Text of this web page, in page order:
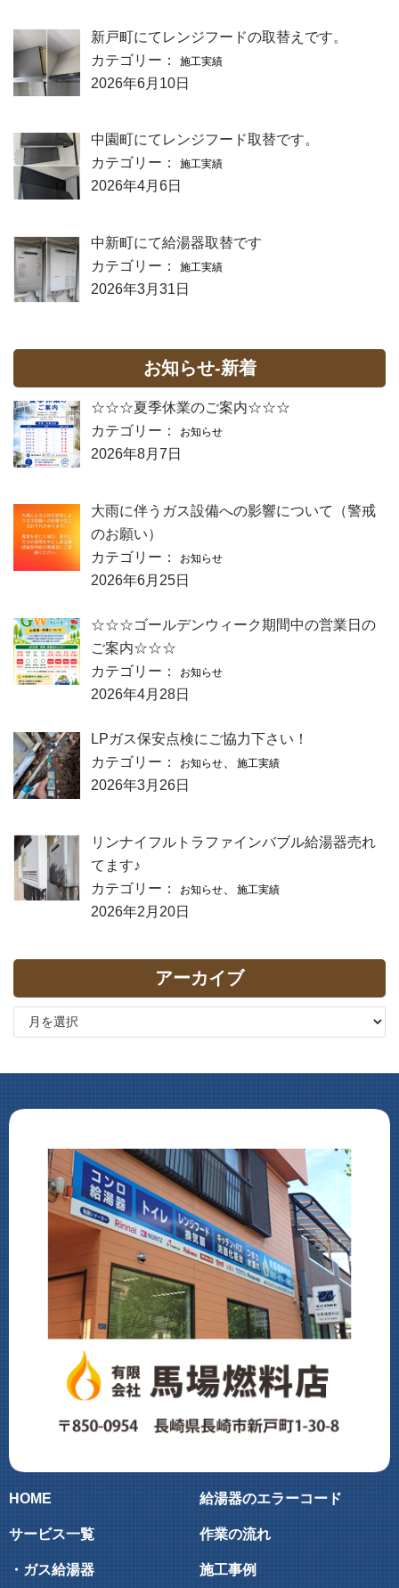
新戸町にてレンジフードの取替えです。
カテゴリー：
施工実績
2026年6月10日
中園町にてレンジフード取替です。
カテゴリー：
施工実績
2026年4月6日
中新町にて給湯器取替です
カテゴリー：
施工実績
2026年3月31日
お知らせ-新着
☆☆☆夏季休業のご案内☆☆☆
カテゴリー：
お知らせ
2026年8月7日
大雨に伴うガス設備への影響について（警戒
のお願い）
カテゴリー：
お知らせ
2026年6月25日
☆☆☆ゴールデンウィーク期間中の営業日の
ご案内☆☆☆
カテゴリー：
お知らせ
2026年4月28日
LPガス保安点検にご協力下さい！
カテゴリー：
お知らせ 施工実績
2026年3月26日
リンナイフルトラファインバブル給湯器売れ
てます♪
カテゴリー：
お知らせ 施工実績
2026年2月20日
アーカイブ
HOME
サービス一覧
・ガス給湯器
給湯器のエラーコード
作業の流れ
施工事例